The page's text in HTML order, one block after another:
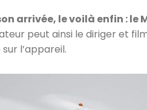
arrivée, le voilà enfin : le
peut ainsi le diriger et
l’appareil.